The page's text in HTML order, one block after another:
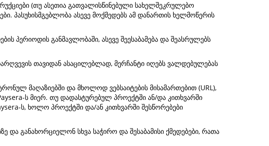
(თუ ასეთია გათვალისწინებული სახელშეკრულებო
პასუხისმგებლობა ასევე მოქმედებს ამ დანართის ხელმოწერის
პერიოდის განმავლობაში, ასევე შეესაბამება და შეასრულებს
თავიდან ასაცილებლად, მერჩანტი იღებს ვალდებულებას
მაღაზიებში და მხოლოდ ვებსაიტების მისამართებით (URL),
ს მიერ. თუ დადასტურებულ პროექტში ან/და კითხვარში
ს, ხოლო პროექტში და/ან კითხვარში შესწორებები
და განახორციელონ სხვა საჭირო და შესაბამისი ქმედებები, რათა